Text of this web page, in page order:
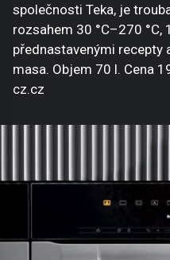
společnosti Teka, je
rozsahem 30 °C–270 °C,
přednastavenými
masa. Objem 70 l. Cena
cz.cz